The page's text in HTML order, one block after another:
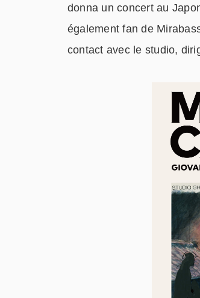
donna un concert au
également fan de
contact avec le studio,